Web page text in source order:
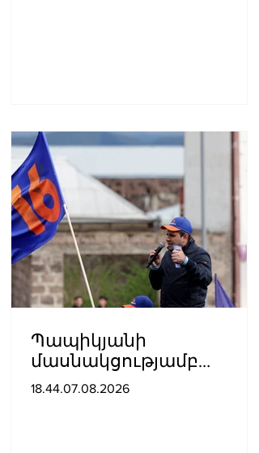
Պապիկյանի
մասնակցությամբ
քարոզարշավը
18.44.07.08.2026